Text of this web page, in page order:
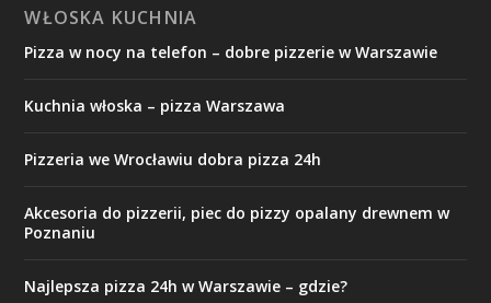
WŁOSKA KUCHNIA
Pizza w nocy na telefon – dobre pizzerie w Warszawie
Kuchnia włoska – pizza Warszawa
Pizzeria we Wrocławiu dobra pizza 24h
Akcesoria do pizzerii, piec do pizzy opalany drewnem w
Poznaniu
Najlepsza pizza 24h w Warszawie – gdzie?